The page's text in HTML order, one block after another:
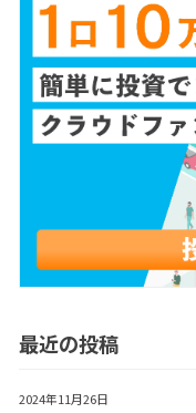
最近の投稿
2024年11月26日